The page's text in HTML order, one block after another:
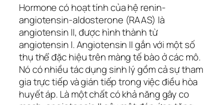
Hormone có hoạt tính của hệ renin-
angiotensin-aldosterone (RAAS) là
angiotensin II, được hình thành từ
angiotensin I. Angiotensin II gắn với một số
thụ thể đặc hiệu trên màng tế bào ở các mô.
Nó có nhiều tác dụng sinh lý gồm cả sự tham
gia trực tiếp và gián tiếp trong việc điều hòa
huyết áp. Là một chất có khả năng gây co